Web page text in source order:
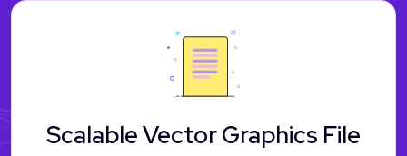
Scalable Vector Graphics File